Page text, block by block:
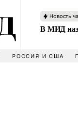
Новость
В МИД
РОССИЯ И США